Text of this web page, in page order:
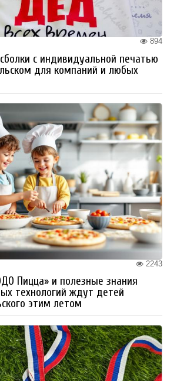
894
с индивидуальной печатью
для компаний и любых
2243
Пицца» и полезные знания
технологий ждут детей
этим летом